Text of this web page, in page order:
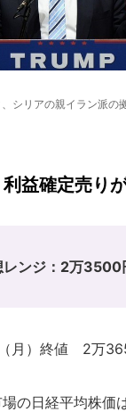
シリアの親イラン派の
益確定売り
レンジ：2万
月）終値 2万
の日経平均株価